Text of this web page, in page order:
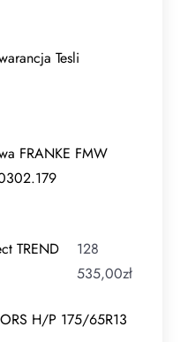
Tesli
FRANKE FMW
TREND
128
535,00zł
H/P 175/65R13